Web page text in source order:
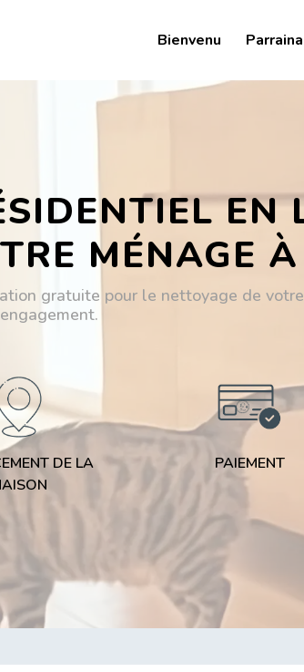
Bienvenu
MÉNAGE
gratuite pour le nettoyage de
DE LA
PAIEMENT